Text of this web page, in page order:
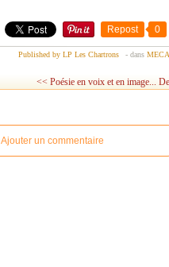
Repost 0
Published by LP Les Chartrons - dans MECA
<< Poésie en voix et en image...
Ajouter un commentaire